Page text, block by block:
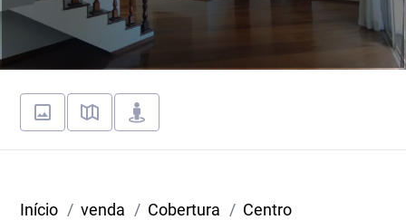
Início venda Cobertura Centro